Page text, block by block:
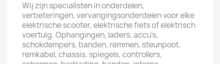
Wij zijn specialisten in onderdelen,
verbeteringen, vervangingsonderdelen voor elke
elektrische scooter, elektrische fiets of elektrisch
voertuig. Ophangingen, laders, accu's,
schokdempers, banden, remmen, steunpoot,
remkabel, chassis, spiegels, controllers,